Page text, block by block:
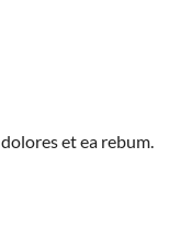
et ea rebum.